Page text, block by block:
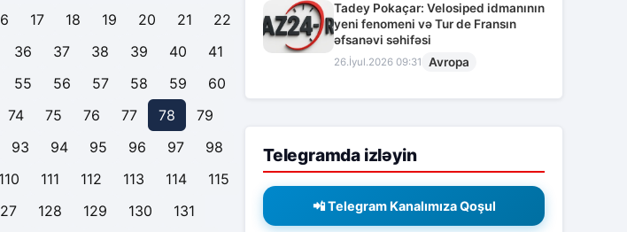
17 18 19 20 21
22
36 37 38 39 40
41
55 56 57 58 59
60
74 75 76 77 78
79
93 94 95 96 97
98
110 111 112 113 114
115
128 129 130
131
Tadey Pokaçar: Velosiped idmanının
yeni fenomeni və Tur de Fransın
əfsanəvi səhifəsi
26.İyul.2026 09:31 Avropa
Telegramda izləyin
📲 Telegram Kanalımıza Qoşul